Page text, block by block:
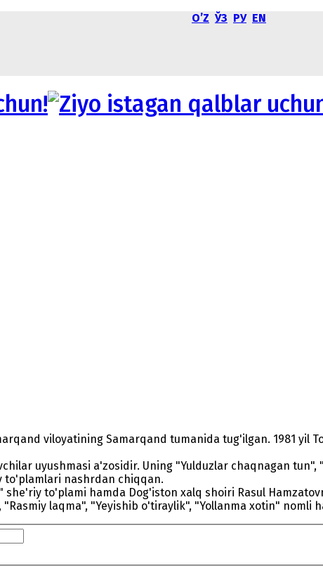
OʼZ ЎЗ РУ EN
viloyatining Samarqand tumanida tug'ilgan. 1981
uyushmasi a'zosidir. Uning "Yulduzlar chaqnagan
to'plamlari nashrdan chiqqan.
to'plami hamda Dog'iston xalq shoiri Rasul
laqma", "Yeyishib o'tiraylik", "Yollanma xotin"